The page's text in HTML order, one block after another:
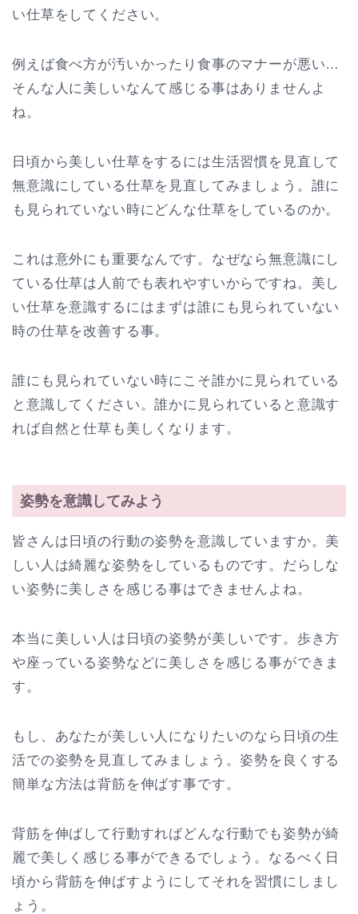
い仕草をしてください。
例えば食べ方が汚いかったり食事のマナーが悪い…
そんな人に美しいなんて感じる事はありませんよ
ね。
日頃から美しい仕草をするには生活習慣を見直して
無意識にしている仕草を見直してみましょう。誰に
も見られていない時にどんな仕草をしているのか。
これは意外にも重要なんです。なぜなら無意識にし
ている仕草は人前でも表れやすいからですね。美し
い仕草を意識するにはまずは誰にも見られていない
時の仕草を改善する事。
誰にも見られていない時にこそ誰かに見られている
と意識してください。誰かに見られていると意識す
れば自然と仕草も美しくなります。
姿勢を意識してみよう
皆さんは日頃の行動の姿勢を意識していますか。美
しい人は綺麗な姿勢をしているものです。だらしな
い姿勢に美しさを感じる事はできませんよね。
本当に美しい人は日頃の姿勢が美しいです。歩き方
や座っている姿勢などに美しさを感じる事ができま
す。
もし、あなたが美しい人になりたいのなら日頃の生
活での姿勢を見直してみましょう。姿勢を良くする
簡単な方法は背筋を伸ばす事です。
背筋を伸ばして行動すればどんな行動でも姿勢が綺
麗で美しく感じる事ができるでしょう。なるべく日
頃から背筋を伸ばすようにしてそれを習慣にしまし
ょう。